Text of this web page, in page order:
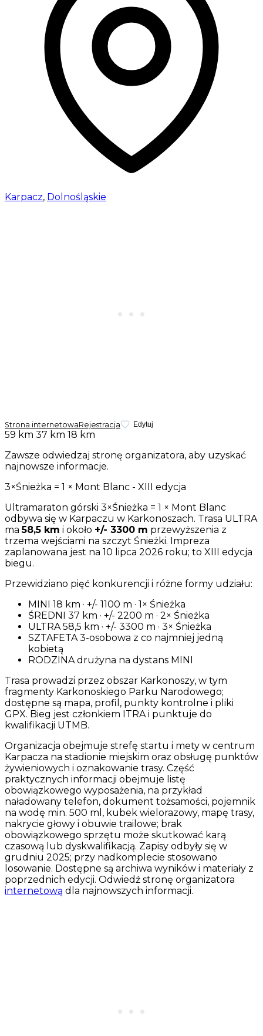
Karpacz, Dolnośląskie
Strona internetowaRejestracja Edytuj
59 km 37 km 18 km
Zawsze odwiedzaj stronę organizatora, aby uzyskać
najnowsze informacje.
3×Śnieżka = 1 × Mont Blanc - XIII edycja
Ultramaraton górski 3×Śnieżka = 1 × Mont Blanc
odbywa się w Karpaczu w Karkonoszach. Trasa ULTRA
ma58,5 km i około +/- 3300 m przewyższenia z
trzema wejściami na szczyt Śnieżki. Impreza
zaplanowana jest na 10 lipca 2026 roku; to XIII edycja
biegu.
Przewidziano pięć konkurencji i różne formy udziału:
MINI 18 km · +/- 1100 m · 1× Śnieżka
ŚREDNI 37 km · +/- 2200 m · 2× Śnieżka
ULTRA 58,5 km · +/- 3300 m · 3× Śnieżka
SZTAFETA 3-osobowa z co najmniej jedną
kobietą
RODZINA drużyna na dystans MINI
Trasa prowadzi przez obszar Karkonoszy, w tym
fragmenty Karkonoskiego Parku Narodowego;
dostępne są mapa, profil, punkty kontrolne i pliki
GPX. Bieg jest członkiem ITRA i punktuje do
kwalifikacji UTMB.
Organizacja obejmuje strefę startu i mety w centrum
Karpacza na stadionie miejskim oraz obsługę punktów
żywieniowych i oznakowanie trasy. Część
praktycznych informacji obejmuje listę
obowiązkowego wyposażenia, na przykład
naładowany telefon, dokument tożsamości, pojemnik
na wodę min. 500 ml, kubek wielorazowy, mapę trasy,
nakrycie głowy i obuwie trailowe; brak
obowiązkowego sprzętu może skutkować karą
czasową lub dyskwalifikacją. Zapisy odbyły się w
grudniu 2025; przy nadkomplecie stosowano
losowanie. Dostępne są archiwa wyników i materiały z
poprzednich edycji. Odwiedź stronę organizatora
internetową dla najnowszych informacji.